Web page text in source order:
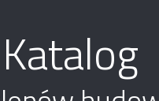
Katalog